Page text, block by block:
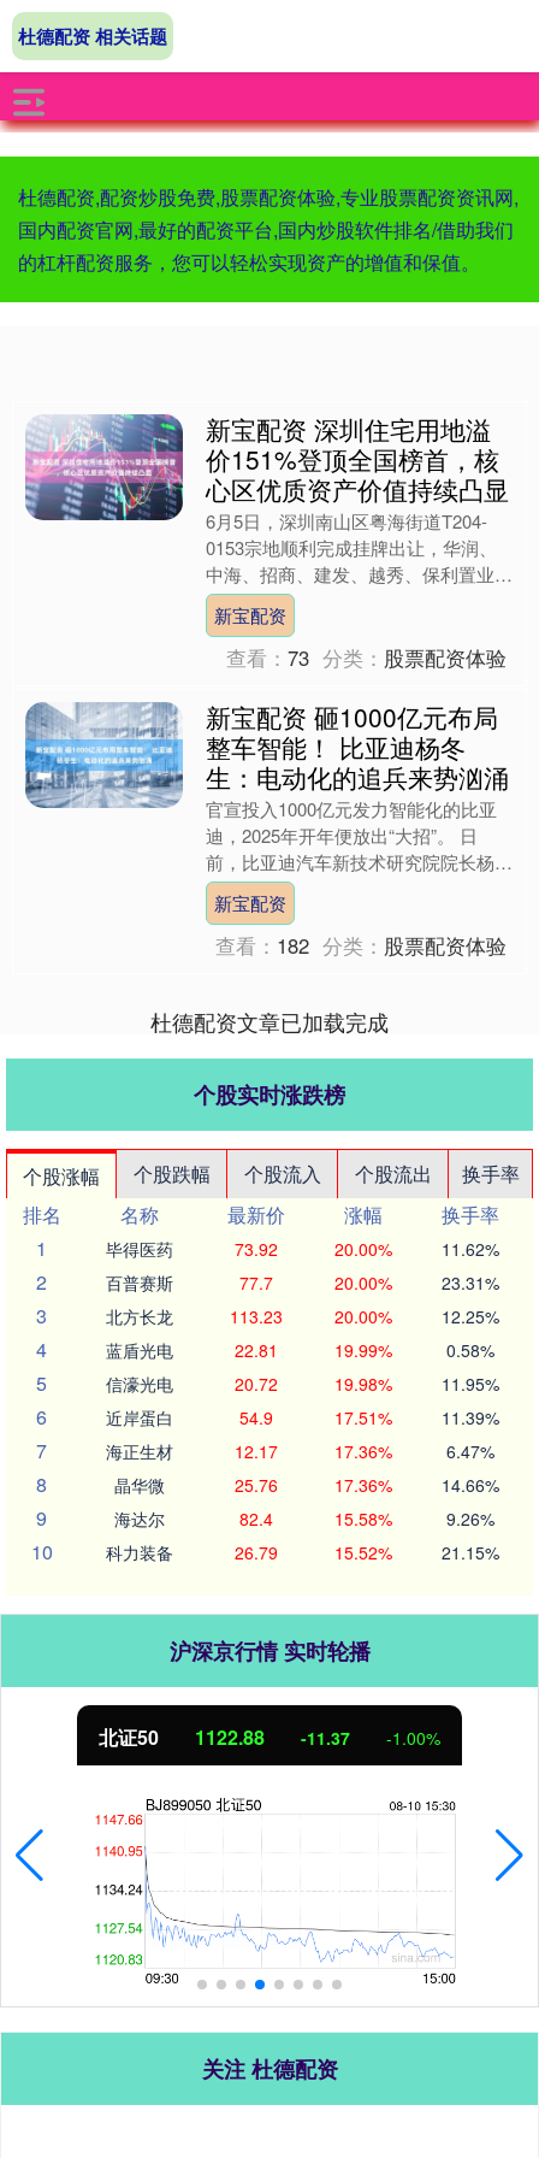
杜德配资,配资炒股免费,股票配资体验,专业股票配资资讯网,
国内配资官网,最好的配资平台,国内炒股软件排名/借助我们
的杠杆配资服务，您可以轻松实现资产的增值和保值。
杜德配资 相关话题
新宝配资 深圳住宅用地溢
价151%登顶全国榜首，核
心区优质资产价值持续凸显
6月5日，深圳南山区粤海街道T204-
0153宗地顺利完成挂牌出让，华润、
中海、招商、建发、越秀、保利置业6
家头部央国企参与拍卖，最终保利置业
以57.72亿元成....
新宝配资
查看：73 分类： 股票配资体验
新宝配资 砸1000亿元布局
整车智能！ 比亚迪杨冬
生：电动化的追兵来势汹涌
官宣投入1000亿元发力智能化的比亚
迪，2025年开年便放出“大招”。 日
前，比亚迪汽车新技术研究院院长杨冬
生在研究院内部讲话中表示，接下来，
新技术院会大胆启用....
新宝配资
查看： 182 分类： 股票配资体验
杜德配资文章已加载完成
个股实时涨跌榜
个股涨幅 个股跌幅 个股流入 个股流出
换手率
排名
名称 最新价 涨幅
换手率
1
毕得医药 73.92 20.00% 11.62%
2 百普赛斯 77.7 20.00% 23.31%
3 北方长龙 113.23 20.00% 12.25%
4 蓝盾光电 22.81 19.99% 0.58%
5 信濠光电 20.72 19.98% 11.95%
6 近岸蛋白 54.9 17.51% 11.39%
7 海正生材 12.17 17.36% 6.47%
8 晶华微 25.76 17.36% 14.66%
9 海达尔 82.4 15.58% 9.26%
10 科力装备 26.79 15.52% 21.15%
沪深京行情 实时轮播
北证50 1122.88 -11.37 -1.00%
关注 杜德配资